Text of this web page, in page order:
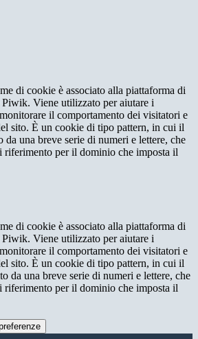
di cookie è associato alla piattaforma di
Viene utilizzato per aiutare i
il comportamento dei visitatori e
sito. È un cookie di tipo pattern, in cui il
da una breve serie di numeri e lettere, che
riferimento per il dominio che imposta il
di cookie è associato alla piattaforma di
Viene utilizzato per aiutare i
il comportamento dei visitatori e
sito. È un cookie di tipo pattern, in cui il
da una breve serie di numeri e lettere, che
riferimento per il dominio che imposta il